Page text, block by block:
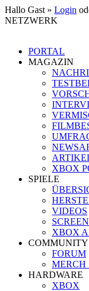
Hallo Gast » Login
NETZWERK
PORTAL
MAGAZIN
XBOX
SPIELE
VIDEOS
XBOX
COMMUNITY
FORUM
MERCH
HARDWARE
XBOX